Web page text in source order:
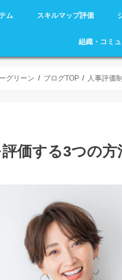
ム スキルマップ評価
組織・コミ
グリーン ブログTOP 人事評価
価する3つの方